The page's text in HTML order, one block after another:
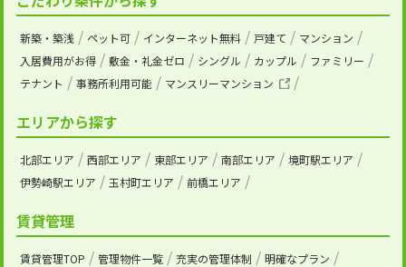
新築・築浅 ペット可 インターネット無料 戸建て
マンション
入居費用がお得
敷金・礼金ゼロ シングル カップル
ファミリー
テナント
事務所利用可能 マンスリーマンション
エリアから探す
北部エリア 西部エリア 東部エリア 南部エリア
境町駅エリア
伊勢崎駅エリア
玉村町エリア 前橋エリア
賃貸管理
賃貸管理TOP 管理物件一覧 充実の管理体制
明確なプラン